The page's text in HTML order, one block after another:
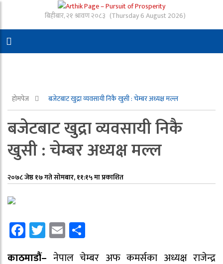
बिहीबार, २१ श्रावण २०८३ (Thursday 6 August 2026)
होमपेज बजेटबाट खुद्रा व्यवसायी निकै खुसी : चेम्बर अध्यक्ष मल्ल
बजेटबाट खुद्रा व्यवसायी निकै
खुसी : चेम्बर अध्यक्ष मल्ल
२०७८ जेष्ठ १७ गते सोमबार, ११:१५ मा प्रकाशित
Facebook
Twitter
Email
काठमाडौं– नेपाल चेम्बर अफ कमर्सका अध्यक्ष राजेन्द्र